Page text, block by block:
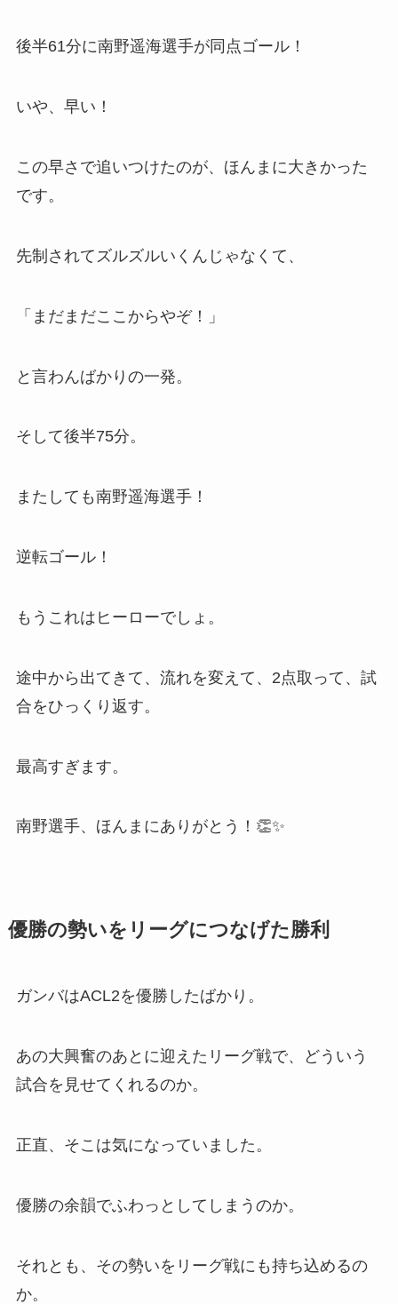
後半61分に南野遥海選手が同点ゴール！
いや、早い！
この早さで追いつけたのが、ほんまに大きかった
です。
先制されてズルズルいくんじゃなくて、
「まだまだここからやぞ！」
と言わんばかりの一発。
そして後半75分。
またしても南野遥海選手！
逆転ゴール！
もうこれはヒーローでしょ。
途中から出てきて、流れを変えて、2点取って、試
合をひっくり返す。
最高すぎます。
南野選手、ほんまにありがとう！👏✨
優勝の勢いをリーグにつなげた勝利
ガンバはACL2を優勝したばかり。
あの大興奮のあとに迎えたリーグ戦で、どういう
試合を見せてくれるのか。
正直、そこは気になっていました。
優勝の余韻でふわっとしてしまうのか。
それとも、その勢いをリーグ戦にも持ち込めるの
か。